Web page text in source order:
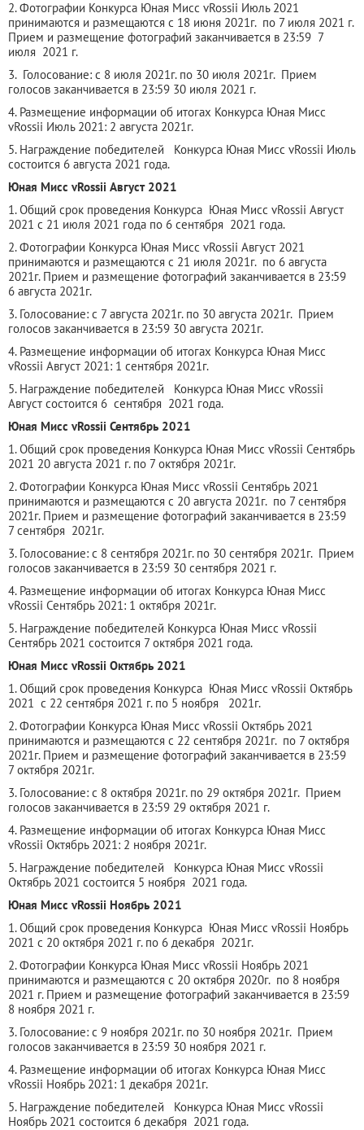
2. Фотографии Конкурса Юная Мисс vRossii Июль 2021
принимаются и размещаются с 18 июня 2021г. по 7 июля 2021 г.
Прием и размещение фотографий заканчивается в 23:59 7
июля 2021 г.
3. Голосование: с 8 июля 2021г. по 30 июля 2021г. Прием
голосов заканчивается в 23:59 30 июля 2021 г.
4. Размещение информации об итогах Конкурса Юная Мисс
vRossii Июль 2021: 2 августа 2021г.
5. Награждение победителей Конкурса Юная Мисс vRossii Июль
состоится 6 августа 2021 года.
Юная Мисс vRossii Август 2021
1. Общий срок проведения Конкурса Юная Мисс vRossii Август
2021 с 21 июля 2021 года по 6 сентября 2021 года.
2. Фотографии Конкурса Юная Мисс vRossii Август 2021
принимаются и размещаются с 21 июля 2021г. по 6 августа
2021г. Прием и размещение фотографий заканчивается в 23:59
6 августа 2021г.
3. Голосование: с 7 августа 2021г. по 30 августа 2021г. Прием
голосов заканчивается в 23:59 30 августа 2021г.
4. Размещение информации об итогах Конкурса Юная Мисс
vRossii Август 2021: 1 сентября 2021г.
5. Награждение победителей Конкурса Юная Мисс vRossii
Август состоится 6 сентября 2021 года.
Юная Мисс vRossii Сентябрь 2021
1. Общий срок проведения Конкурса Юная Мисс vRossii Сентябрь
2021 20 августа 2021 г. по 7 октября 2021г.
2. Фотографии Конкурса Юная Мисс vRossii Сентябрь 2021
принимаются и размещаются с 20 августа 2021г. по 7 сентября
2021г. Прием и размещение фотографий заканчивается в 23:59
7 сентября 2021г.
3. Голосование: с 8 сентября 2021г. по 30 сентября 2021г. Прием
голосов заканчивается в 23:59 30 сентября 2021 г.
4. Размещение информации об итогах Конкурса Юная Мисс
vRossii Сентябрь 2021: 1 октября 2021г.
5. Награждение победителей Конкурса Юная Мисс vRossii
Сентябрь 2021 состоится 7 октября 2021 года.
Юная Мисс vRossii Октябрь 2021
1. Общий срок проведения Конкурса Юная Мисс vRossii Октябрь
2021 с 22 сентября 2021 г. по 5 ноября 2021г.
2. Фотографии Конкурса Юная Мисс vRossii Октябрь 2021
принимаются и размещаются с 22 сентября 2021г. по 7 октября
2021г. Прием и размещение фотографий заканчивается в 23:59
7 октября 2021г.
3. Голосование: с 8 октября 2021г. по 29 октября 2021г. Прием
голосов заканчивается в 23:59 29 октября 2021 г.
4. Размещение информации об итогах Конкурса Юная Мисс
vRossii Октябрь 2021: 2 ноября 2021г.
5. Награждение победителей Конкурса Юная Мисс vRossii
Октябрь 2021 состоится 5 ноября 2021 года.
Юная Мисс vRossii Ноябрь 2021
1. Общий срок проведения Конкурса Юная Мисс vRossii Ноябрь
2021 с 20 октября 2021 г. по 6 декабря 2021г.
2. Фотографии Конкурса Юная Мисс vRossii Ноябрь 2021
принимаются и размещаются с 20 октября 2020г. по 8 ноября
2021 г. Прием и размещение фотографий заканчивается в 23:59
8 ноября 2021 г.
3. Голосование: с 9 ноября 2021г. по 30 ноября 2021г. Прием
голосов заканчивается в 23:59 30 ноября 2021 г.
4. Размещение информации об итогах Конкурса Юная Мисс
vRossii Ноябрь 2021: 1 декабря 2021г.
5. Награждение победителей Конкурса Юная Мисс vRossii
Ноябрь 2021 состоится 6 декабря 2021 года.